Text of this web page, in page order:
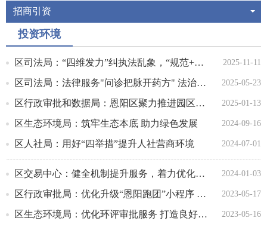
招商引资
投资环境
区司法局：“四维发力”纠执法乱象，“规范+温度”打造营商沃土 2025-11-11
区司法局：法律服务"问诊把脉开药方" 法治护航"助企兴企优营商" 2025-05-23
区行政审批和数据局：恩阳区聚力推进园区建设 助力营商环境优化 2025-01-13
区生态环境局：筑牢生态本底 助力绿色发展 2024-09-16
区人社局：用好“四举措”提升人社营商环境 2024-07-01
区交易中心：健全机制提升服务，着力优化营商环境 2024-01-03
区行政审批局：优化升级“恩阳跑团”小程序 打造掌上政务服务“新体验” 2023-05-17
区生态环境局：优化环评审批服务 打造良好营商环境 2023-05-16